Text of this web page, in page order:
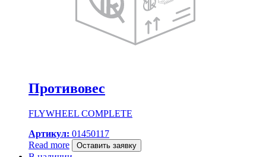
Противовес
FLYWHEEL COMPLETE
Артикул: 01450117
Read more
Оставить заявку